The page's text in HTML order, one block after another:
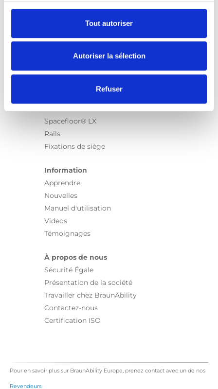
Tout autoriser
Autoriser la sélection
Refuser
Carony
Carospeed Classic
Plateformes pour fauteuils roulant
Spacefloor® LX
Rails
Fixations de siège
Information
Apprendre
Nouvelles
Manuel d'utilisation
Videos
Témoignages
À propos de nous
Sécurité Égale
Présentation de la société
Travailler chez BraunAbility
Contactez-nous
Certification ISO
Pour en savoir plus sur BraunAbility Europe, prenez contact avec un de nos
Revendeurs